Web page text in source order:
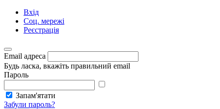
Вхід
Соц. мережі
Реєстрація
Email адреса
Будь ласка, вкажіть правильний email
Пароль
Запам'ятати
Забули пароль?